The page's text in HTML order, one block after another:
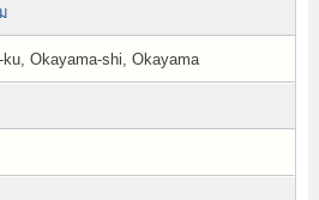
Okayama-shi, Okayama